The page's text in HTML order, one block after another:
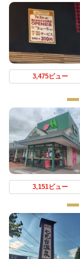
3,475ビュー
3,151ビュー